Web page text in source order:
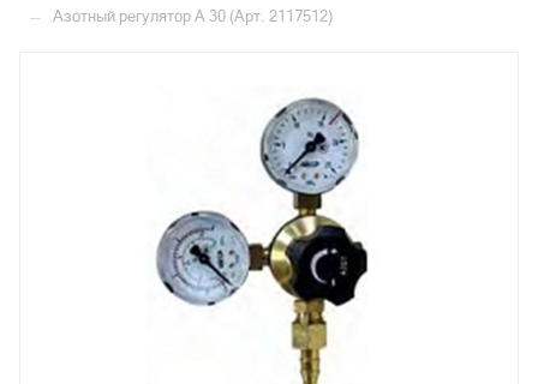
— Азотный регулятор А 30 (Арт. 2117512)